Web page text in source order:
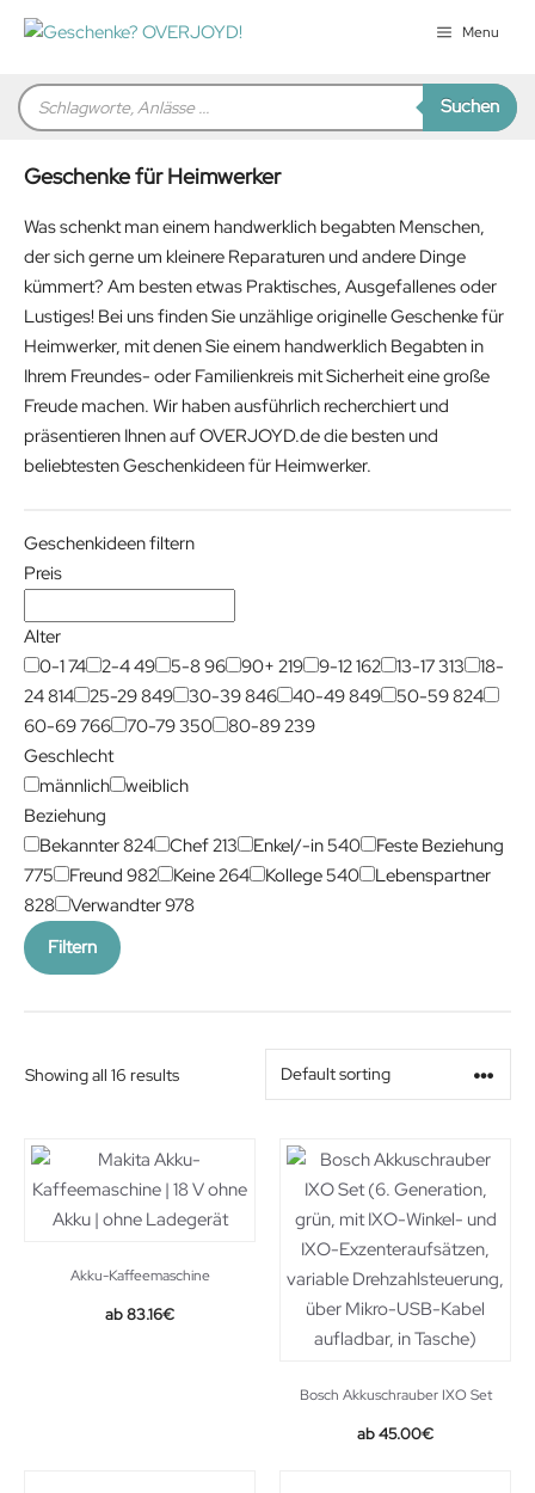
Zum
Inhalt
Menu
Products
search Suchen
Geschenke für Heimwerker
Was schenkt man einem handwerklich begabten Menschen,
der sich gerne um kleinere Reparaturen und andere Dinge
kümmert? Am besten etwas Praktisches, Ausgefallenes oder
Lustiges! Bei uns finden Sie unzählige originelle Geschenke für
Heimwerker, mit denen Sie einem handwerklich Begabten in
Ihrem Freundes- oder Familienkreis mit Sicherheit eine große
Freude machen. Wir haben ausführlich recherchiert und
präsentieren Ihnen auf OVERJOYD.de die besten und
beliebtesten Geschenkideen für Heimwerker.
Geschenkideen filtern
Preis
Alter
0-174 2-449 5-896 90+ 219 9-12162 13-17313
18-
24814 25-29849 30-39846 40-49849 50-59824
60-69766 70-79350 80-89239
Geschlecht
männlich
weiblich
Beziehung
Bekannter824 Chef213 Enkel/-in540
Feste Beziehung
775
Freund 982 Keine264 Kollege540
Lebenspartner
828
Verwandter978
Filtern
Showing all 16 results
Akku-Kaffeemaschine
Original
83.16€Current
Bosch Akkuschrauber IXO Set
45.00€